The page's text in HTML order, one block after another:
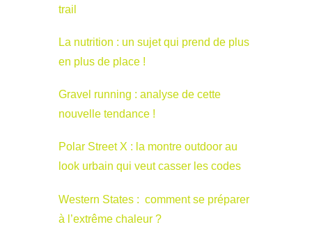
trail
La nutrition : un sujet qui prend de plus
en plus de place !
Gravel running : analyse de cette
nouvelle tendance !
Polar Street X : la montre outdoor au
look urbain qui veut casser les codes
Western States : comment se préparer
à l’extrême chaleur ?